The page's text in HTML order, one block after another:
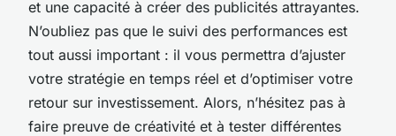
et une capacité à créer des publicités attrayantes.
N’oubliez pas que le suivi des performances est
tout aussi important : il vous permettra d’ajuster
votre stratégie en temps réel et d’optimiser votre
retour sur investissement. Alors, n’hésitez pas à
faire preuve de créativité et à tester différentes